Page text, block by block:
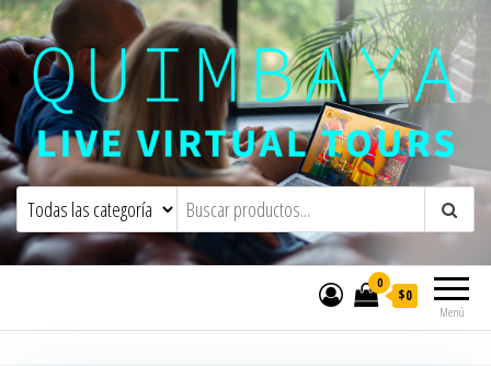
Quimbaya Virtual ToursLive Interactive Virtual Tours and
Menú
0
$0